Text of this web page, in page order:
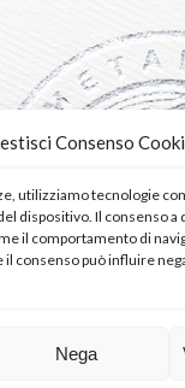
Consenso
utilizziamo tecnologie
dispositivo. Il consenso a
il comportamento di
consenso può influire
Nega